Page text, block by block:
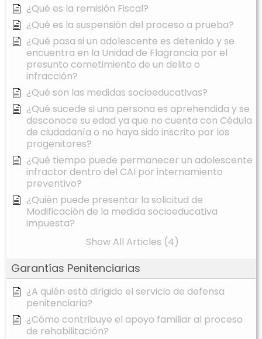
¿Qué es la remisión Fiscal?
¿Qué es la suspensión del proceso a prueba?
¿Qué pasa si un adolescente es detenido y se
encuentra en la Unidad de Flagrancia por el
presunto cometimiento de un delito o
infracción?
¿Qué son las medidas socioeducativas?
¿Qué sucede si una persona es aprehendida y se
desconoce su edad ya que no cuenta con Cédula
de ciudadanía o no haya sido inscrito por los
progenitores?
¿Qué tiempo puede permanecer un adolescente
infractor dentro del CAI por internamiento
preventivo?
¿Quién puede presentar la solicitud de
Modificación de la medida socioeducativa
impuesta?
Show All Articles (4)
Garantías Penitenciarias
¿A quién está dirigido el servicio de defensa
penitenciaria?
¿Cómo contribuye el apoyo familiar al proceso
de rehabilitación?